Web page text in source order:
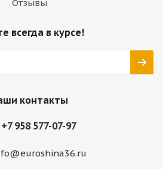
Отзывы
всегда в курсе!
контакты
+7 958 577-07-97